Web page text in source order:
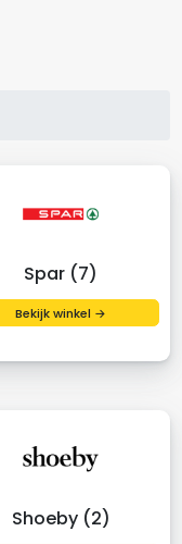
Spar (7)
Bekijk winkel →
Shoeby (2)